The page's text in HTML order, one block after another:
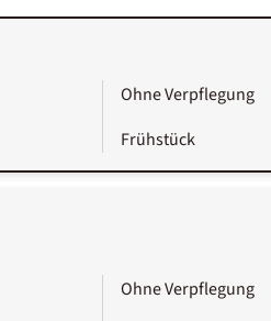
Ohne Verpflegung
Frühstück
Ohne Verpflegung